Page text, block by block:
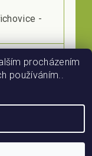
-
nad
procházením
používáním..